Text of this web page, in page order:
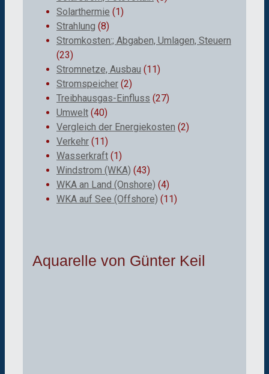
Solarthermie (1)
Strahlung (8)
Stromkosten:; Abgaben, Umlagen, Steuern
(23)
Stromnetze, Ausbau (11)
Stromspeicher (2)
Treibhausgas-Einfluss (27)
Umwelt (40)
Vergleich der Energiekosten (2)
Verkehr (11)
Wasserkraft (1)
Windstrom (WKA) (43)
WKA an Land (Onshore) (4)
WKA auf See (Offshore) (11)
Aquarelle von Günter Keil